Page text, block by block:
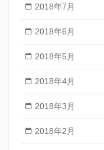
2018年7月
2018年6月
2018年5月
2018年4月
2018年3月
2018年2月